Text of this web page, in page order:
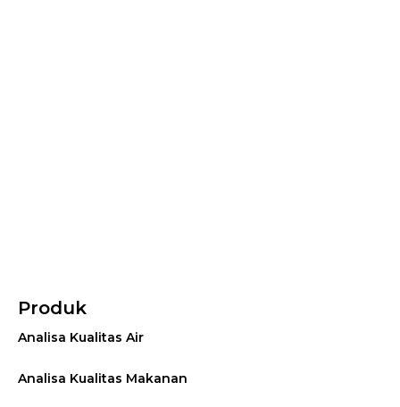
Produk
Analisa Kualitas Air
Analisa Kualitas Makanan